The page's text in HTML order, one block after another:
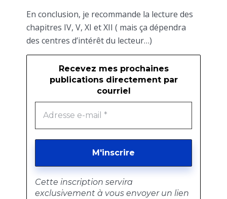
En conclusion, je recommande la lecture des
chapitres IV, V, XI et XII ( mais ça dépendra
des centres d’intérêt du lecteur…)
Recevez mes prochaines
publications directement par
courriel
Cette inscription servira
exclusivement à vous envoyer un lien